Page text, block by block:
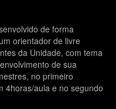
de forma
orientador de livre
da Unidade, com tema
de sua
no primeiro
4horas/aula e no segundo